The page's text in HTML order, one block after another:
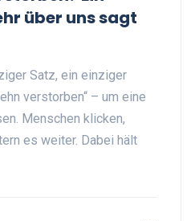
über uns sagt
Satz, ein einziger
verstorben“ – um eine
Menschen klicken,
es weiter. Dabei hält